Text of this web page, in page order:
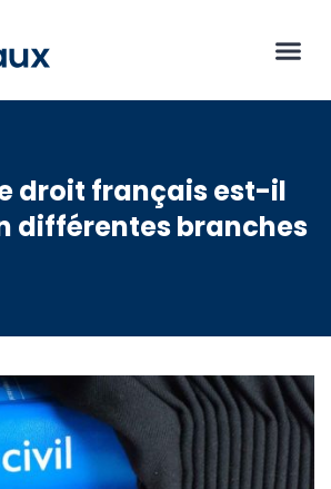
droit français est-il
différentes branches